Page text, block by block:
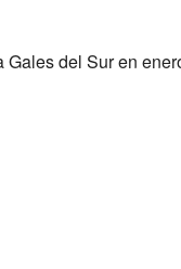
del Sur en